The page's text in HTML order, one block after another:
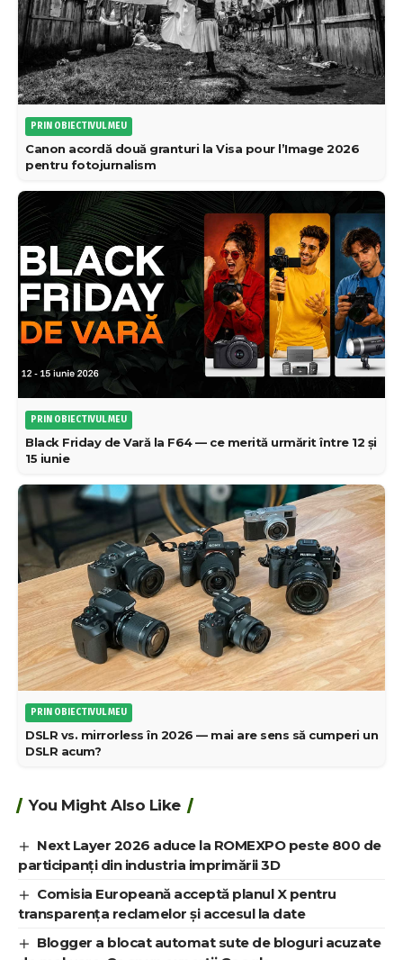
PRIN OBIECTIVUL MEU
Canon acordă două granturi la Visa pour l’Image 2026
pentru fotojurnalism
PRIN OBIECTIVUL MEU
Black Friday de Vară la F64 — ce merită urmărit între 12 și
15 iunie
PRIN OBIECTIVUL MEU
DSLR vs. mirrorless în 2026 — mai are sens să cumperi un
DSLR acum?
You Might Also Like
Next Layer 2026 aduce la ROMEXPO peste 800 de
participanți din industria imprimării 3D
Comisia Europeană acceptă planul X pentru
transparența reclamelor și accesul la date
Blogger a blocat automat sute de bloguri acuzate